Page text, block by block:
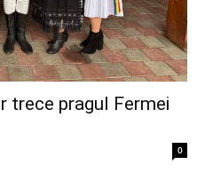
trece pragul Fermei
0